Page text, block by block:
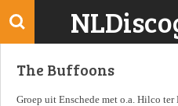
Ga
deThe Buffoons
Groep uit Enschede met o.a. Hilco ter